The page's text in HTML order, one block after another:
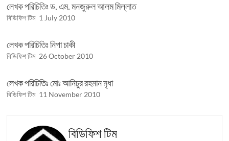
লেখক পরিচিতিঃ ড. এম. মনজুরুল আলম মিল্লাত
বিডিফিশ টিম 1 July 2010
লেখক পরিচিতিঃ নিপা চাকী
বিডিফিশ টিম 26 October 2010
লেখক পরিচিতিঃ মোঃ আনিচুর রহমান মৃধা
বিডিফিশ টিম 11 November 2010
বিডিফিশ টিম